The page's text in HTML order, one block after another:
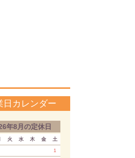
日カレンダー
年8月の定休日
火 水 木 金 土
1